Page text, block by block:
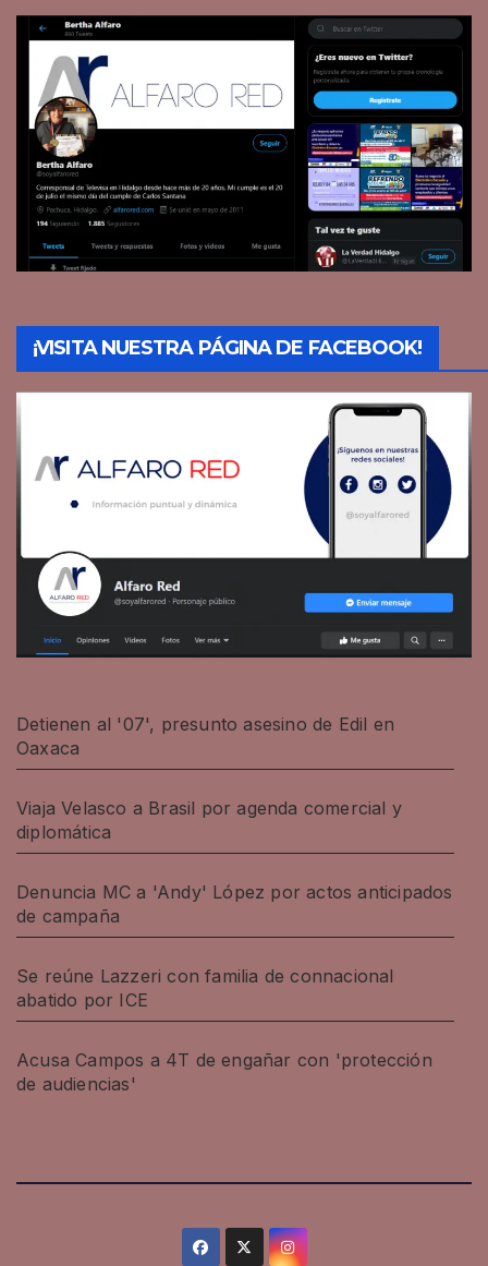
¡VISITA NUESTRA PÁGINA DE FACEBOOK!
Detienen al '07', presunto asesino de Edil en
Oaxaca
Viaja Velasco a Brasil por agenda comercial y
diplomática
Denuncia MC a 'Andy' López por actos anticipados
de campaña
Se reúne Lazzeri con familia de connacional
abatido por ICE
Acusa Campos a 4T de engañar con 'protección
de audiencias'